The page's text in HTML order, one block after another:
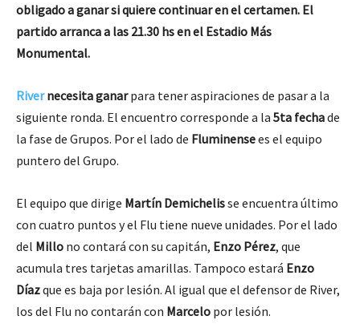
obligado a ganar si quiere continuar en el certamen. El
partido arranca a las 21.30 hs en el Estadio Más
Monumental.
Rivernecesita ganarpara tener aspiraciones de pasar a la
siguiente ronda. El encuentro corresponde a la 5ta fechade
la fase de Grupos. Por el lado de Fluminensees el equipo
puntero del Grupo.
El equipo que dirige Martín Demichelisse encuentra último
con cuatro puntos y el Flu tiene nueve unidades. Por el lado
del Millo no contará con su capitán, Enzo Pérez, que
acumula tres tarjetas amarillas. Tampoco estará Enzo
Díazque es baja por lesión. Al igual que el defensor de River,
los del Flu no contarán con Marcelo por lesión.